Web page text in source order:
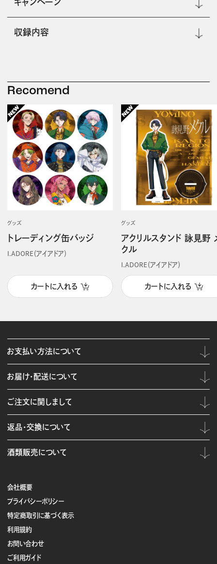
キャンペーン
収録内容
Recomend
グッズ
トレーディング缶バッジ
I.ADORE（アイアドア）
カートに入れる
グッズ
アクリルスタンド 詠見野
クル
I.ADORE（アイアドア）
カートに入れる
会社概要
プライバシーポリシー
特定商取引に基づく表示
利用規約
お問い合わせ
ご利用ガイド
お支払い方法について
お届け・配送について
ご注文に関しまして
返品・交換について
酒類販売について